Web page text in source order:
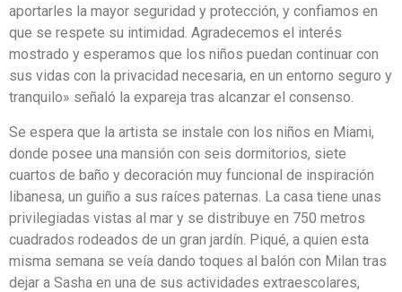
aportarles la mayor seguridad y protección, y confiamos en
que se respete su intimidad. Agradecemos el interés
mostrado y esperamos que los niños puedan continuar con
sus vidas con la privacidad necesaria, en un entorno seguro y
tranquilo» señaló la expareja tras alcanzar el consenso.
Se espera que la artista se instale con los niños en Miami,
donde posee una mansión con seis dormitorios, siete
cuartos de baño y decoración muy funcional de inspiración
libanesa, un guiño a sus raíces paternas. La casa tiene unas
privilegiadas vistas al mar y se distribuye en 750 metros
cuadrados rodeados de un gran jardín. Piqué, a quien esta
misma semana se veía dando toques al balón con Milan tras
dejar a Sasha en una de sus actividades extraescolares,